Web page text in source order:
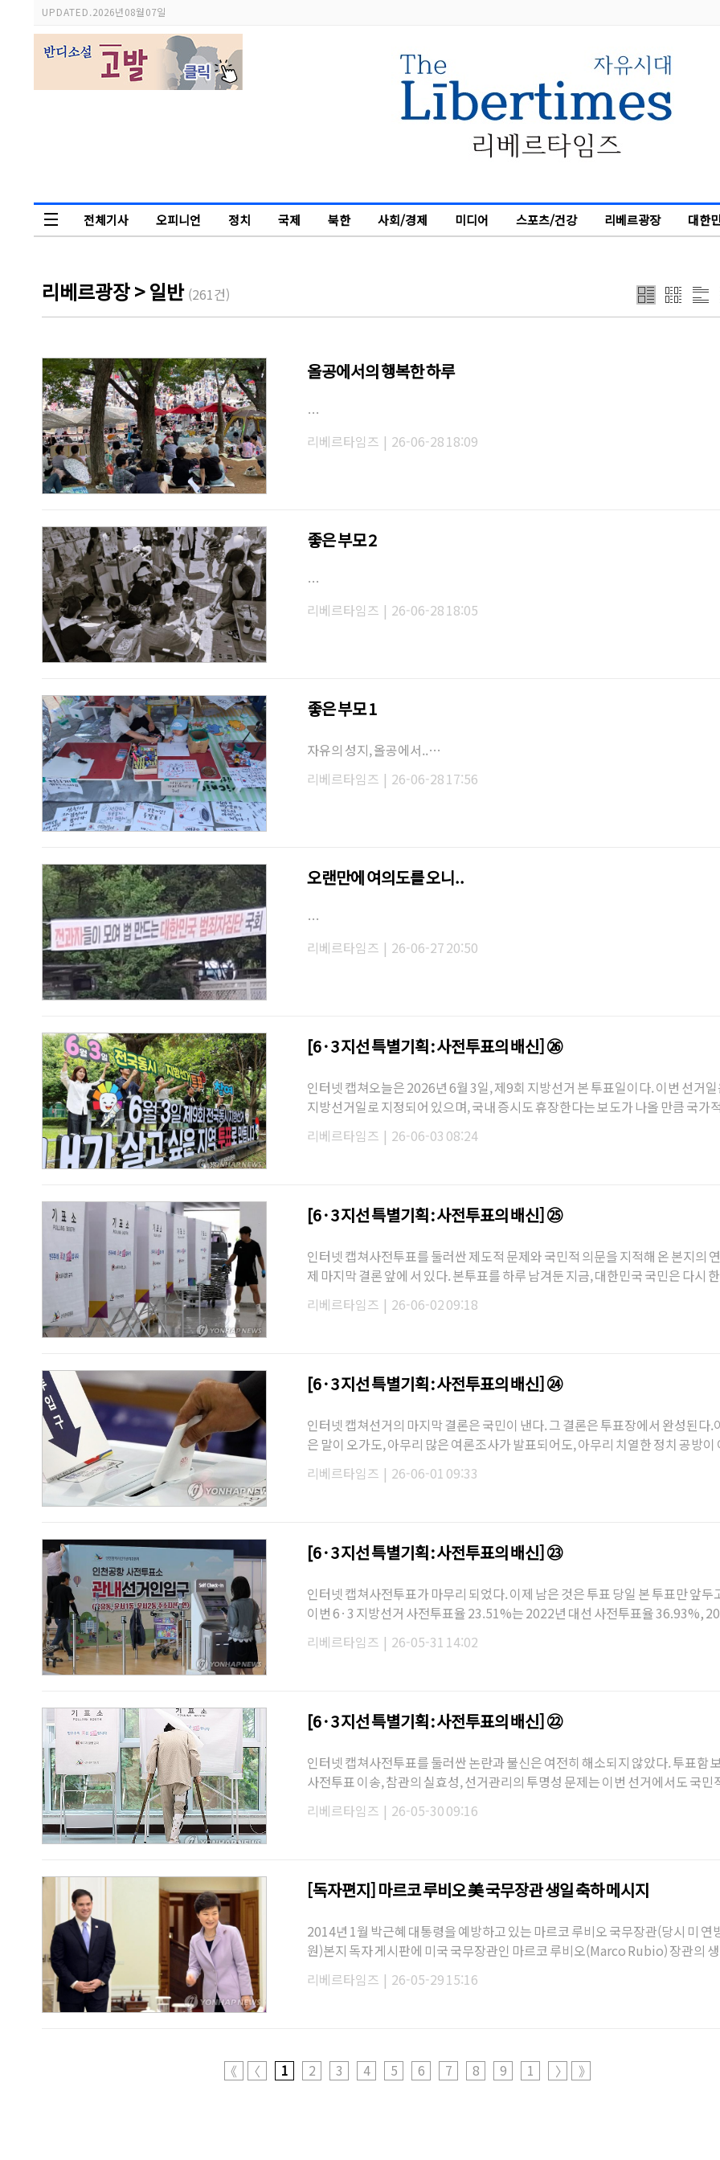
UPDATED.2026년 08월 07일
전체기사 오피니언 정치 국제 북한 사회/경제 미디어 스포츠/건강 리베르광장 대한
리베르광장> 일반 (261건)
올공에서의 행복한 하루
…
리베르타임즈 | 26-06-28 18:09
좋은 부모 2
…
리베르타임즈 | 26-06-28 18:05
좋은 부모 1
자유의 성지, 올공에서..…
리베르타임즈 | 26-06-28 17:56
오랜만에 여의도를 오니..
…
리베르타임즈 | 26-06-27 20:50
[6·3 지선 특별기획 : 사전투표의 배신] ㉖
인터넷 캡쳐오늘은 2026년 6월 3일, 제9회 지방선거 본 투표일이다. 이번 선거일
지방선거일로 지정되어 있으며, 국내 증시도 휴장한다는 보도가 나올 만큼 국가
날이다.그동안 우리는 “사…
리베르타임즈 | 26-06-03 08:24
[6·3 지선 특별기획 : 사전투표의 배신] ㉕
인터넷 캡쳐사전투표를 둘러싼 제도적 문제와 국민적 의문을 지적해 온 본지의
제 마지막 결론 앞에 서 있다. 본투표를 하루 남겨둔 지금, 대한민국 국민은 다시
로에게 물어야 한다.불…
리베르타임즈 | 26-06-02 09:18
[6·3 지선 특별기획 : 사전투표의 배신] ㉔
인터넷 캡쳐선거의 마지막 결론은 국민이 낸다. 그 결론은 투표장에서 완성된다.
은 말이 오가도, 아무리 많은 여론조사가 발표되어도, 아무리 치열한 정치 공방이
마지막 판단은 결국 국…
리베르타임즈 | 26-06-01 09:33
[6·3 지선 특별기획 : 사전투표의 배신] ㉓
인터넷 캡쳐사전투표가 마무리 되었다. 이제 남은 것은 투표 당일 본 투표만 앞두
이번 6·3 지방선거 사전투표율 23.51%는 2022년 대선 사전투표율 36.93%,
21대 대선 34.74%, 2024년 총선…
리베르타임즈 | 26-05-31 14:02
[6·3 지선 특별기획 : 사전투표의 배신] ㉒
인터넷 캡쳐사전투표를 둘러싼 논란과 불신은 여전히 해소되지 않았다. 투표함
사전투표 이송, 참관의 실효성, 선거관리의 투명성 문제는 이번 선거에서도 국민
로 남아 있다. 그러나 분…
리베르타임즈 | 26-05-30 09:16
[독자편지] 마르코 루비오 美 국무장관 생일 축하 메시지
2014년 1월 박근혜 대통령을 예방하고 있는 마르코 루비오 국무장관(당시 미 연
원)본지 독자 게시판에 미국 국무장관인 마르코 루비오(Marco Rubio) 장관의
하하는 메시지가 접수됐다.해…
리베르타임즈 | 26-05-29 15:16
《 〈 1 2 3 4 5 6 7 8 9
1
0
〉 》